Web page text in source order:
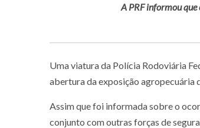
A PRF informou que
Uma viatura da Polícia Rodoviária
abertura da exposição agropecuária
Assim que foi informada sobre o
conjunto com outras forças de